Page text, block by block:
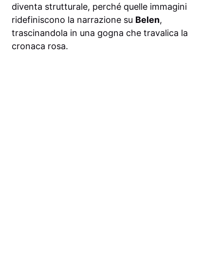
diventa strutturale, perché quelle immagini
ridefiniscono la narrazione su Belen,
trascinandola in una gogna che travalica la
cronaca rosa.